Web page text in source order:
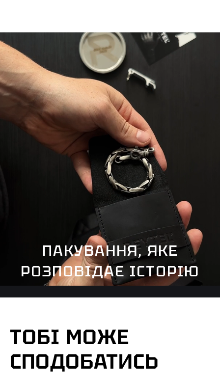
ПАКУВАННЯ, ЯКЕ
РОЗПОВІДАЄ ІСТОРІЮ
ТОБІ МОЖЕ
СПОДОБАТИСЬ